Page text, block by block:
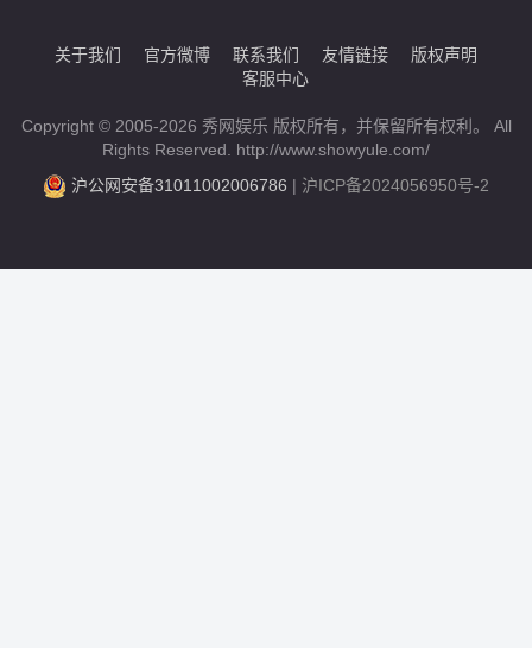
关于我们 官方微博 联系我们 友情链接
版权声明
客服中心
Copyright © 2005-2026 秀网娱乐 版权所有，并保留所有权利。 All
Rights Reserved. http://www.showyule.com/
沪公网安备31011002006786 | 沪ICP备2024056950号-2